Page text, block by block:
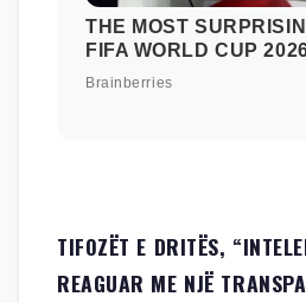
TIFOZËT E DRITËS,
REAGUAR ME NJË